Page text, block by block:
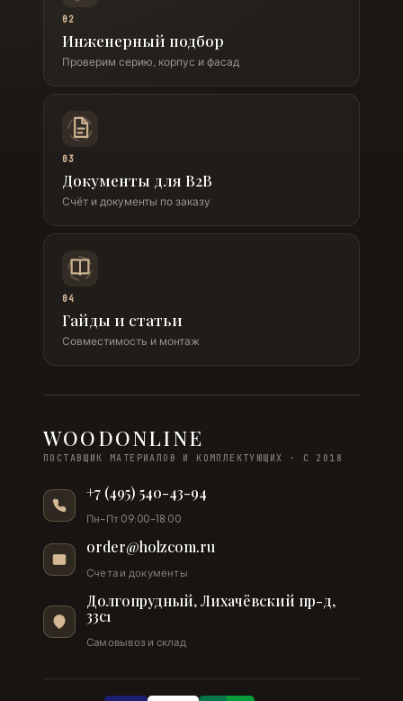
02
Инженерный подбор
Проверим серию, корпус и фасад
03
Документы для B2B
Счёт и документы по заказу
04
Гайды и статьи
Совместимость и монтаж
WOODONLINE
ПОСТАВЩИК МАТЕРИАЛОВ И КОМПЛЕКТУЮЩИХ · С 2018
+7 (495) 540-43-94
Пн–Пт 09:00–18:00
order@holzcom.ru
Счета и документы
Долгопрудный, Лихачёвский пр-д,
33с1
Самовывоз и склад